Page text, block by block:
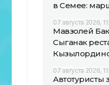
в Семее:
07 августа 2026,
Мавзолей
Сыганак
07 августа 2026,
Автотуристы